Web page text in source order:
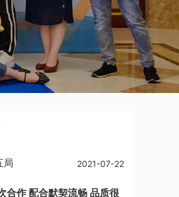
局 2021-07-22
合作 配合默契流畅 品质很